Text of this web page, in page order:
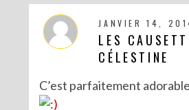
JANVIER 14,
LES
CÉLESTINE
C’est parfaitement